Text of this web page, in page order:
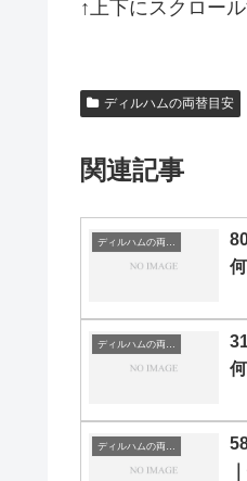
↑上下にスクロー
ディルハムの両替目安
関連記事